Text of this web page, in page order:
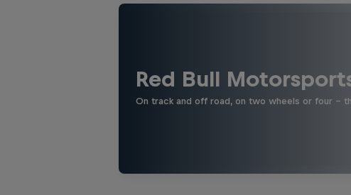
Red Bull
On track and off road, on two wheels or four -